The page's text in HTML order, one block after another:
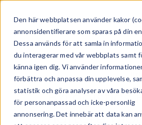
Den här webbplatsen använder kakor
annonsidentifierare som sparas på din
Dessa används för att samla in
du interagerar med vår webbplats samt
känna igen dig. Vi använder
förbättra och anpassa din upplevelse,
statistik och göra analyser av våra
för personanpassad och icke-personlig
annonsering. Det innebär att data kan
Start Lager och logistik
BxLogistics
smartare